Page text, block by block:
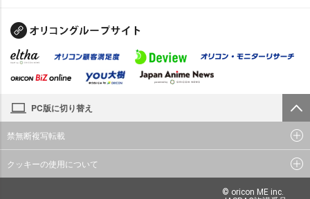
PC版に切り替え
禁無断複写転載
クッキーの使用について
© oricon ME inc.